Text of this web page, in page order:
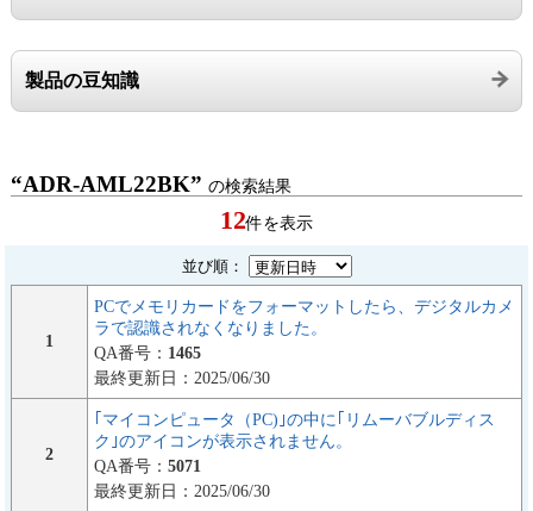
製品の豆知識
“ADR-AML22BK”の検索結果
12件を表示
並び順：
1
PCでメモリカードをフォーマットしたら、デジタルカメ
ラで認識されなくなりました。
QA番号： 1465
最終更新日：2025/06/30
2
｢マイコンピュータ（PC)｣の中に｢リムーバブルディス
ク｣のアイコンが表示されません。
QA番号： 5071
最終更新日：2025/06/30